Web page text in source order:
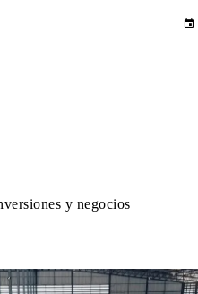
y negocios